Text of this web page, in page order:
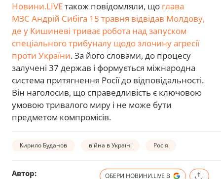
Новини.LIVEтакож повідомляли, що глава
МЗС Андрій Сибіга 15 травня відвідав Молдову,
де у Кишиневі триває робота над запуском
спеціального трибуналу щодо злочину агресії
проти України. За його словами, до процесу
залучені 37 держав і формується міжнародна
система притягнення Росії до відповідальності.
Він наголосив, що справедливість є ключовою
умовою тривалого миру і не може бути
предметом компромісів.
Кирило Буданов війна в Україні Росія
Автор: ОБЕРИ НОВИНИ.LIVE В